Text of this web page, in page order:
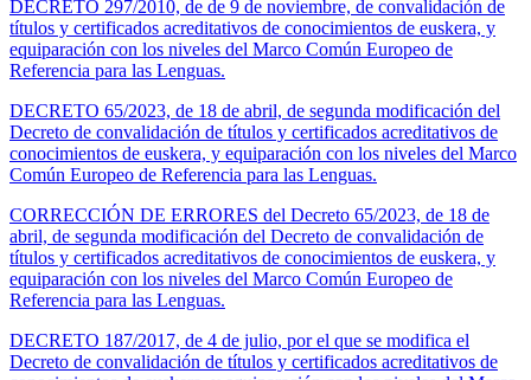
DECRETO 297/2010, de de 9 de noviembre, de convalidación de
títulos y certificados acreditativos de conocimientos de euskera, y
equiparación con los niveles del Marco Común Europeo de
Referencia para las Lenguas.
DECRETO 65/2023, de 18 de abril, de segunda modificación del
Decreto de convalidación de títulos y certificados acreditativos de
conocimientos de euskera, y equiparación con los niveles del Marco
Común Europeo de Referencia para las Lenguas.
CORRECCIÓN DE ERRORES del Decreto 65/2023, de 18 de
abril, de segunda modificación del Decreto de convalidación de
títulos y certificados acreditativos de conocimientos de euskera, y
equiparación con los niveles del Marco Común Europeo de
Referencia para las Lenguas.
DECRETO 187/2017, de 4 de julio, por el que se modifica el
Decreto de convalidación de títulos y certificados acreditativos de